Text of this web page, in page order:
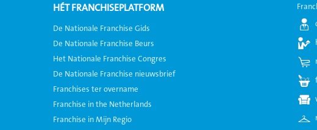
HÉT FRANCHISEPLATFORM
De Nationale Franchise Gids
De Nationale Franchise Beurs
Het Nationale Franchise Congres
De Nationale Franchise nieuwsbrief
Franchises ter overname
Franchise in the Netherlands
Franchise in Mijn Regio